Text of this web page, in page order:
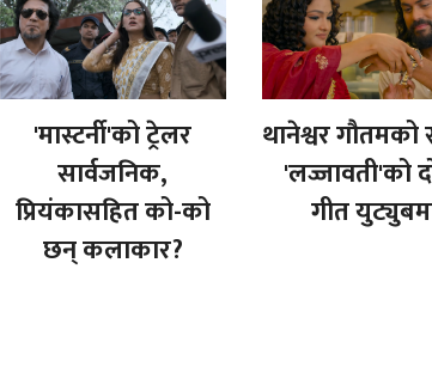
'मास्टर्नी'को ट्रेलर
सार्वजनिक,
प्रियंकासहित को-को
छन् कलाकार?
थानेश्वर गौतमको
'लज्जावती'को
गीत